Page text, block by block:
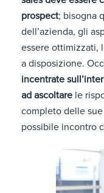
prospect; bisogna
dell’azienda, gli
essere ottimizzati,
a disposizione.
incentrate
ad ascoltare le
completo delle
possibile incontro